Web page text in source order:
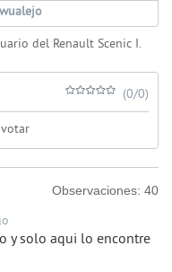
wualejo
del Renault Scenic I.
(0/0)
Observaciones: 40
y solo aqui lo encontre